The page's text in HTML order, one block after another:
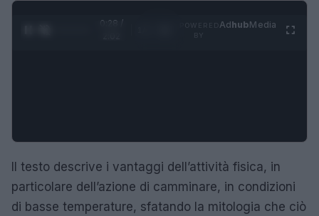
0:29 /
AdhubMedia
Il testo descrive i vantaggi dell’attività fisica, in
particolare dell’azione di camminare, in condizioni
di basse temperature, sfatando la mitologia che ciò